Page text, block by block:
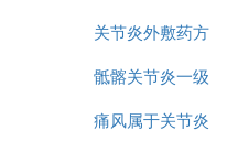
关节炎外敷药方
骶髂关节炎一级
痛风属于关节炎